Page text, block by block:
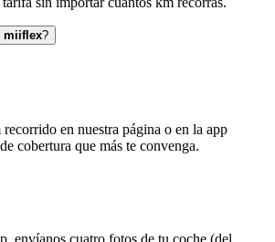
miiflex?
en nuestra página o en la app
cobertura que más te convenga.
envíanos cuatro fotos de tu coche (del